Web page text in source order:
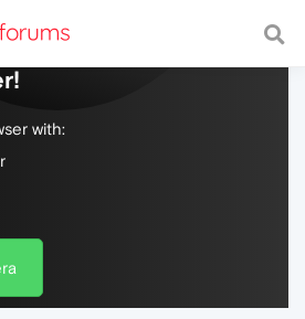
web, with a fast and
with: